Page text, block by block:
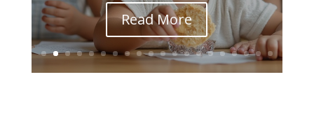
Read More